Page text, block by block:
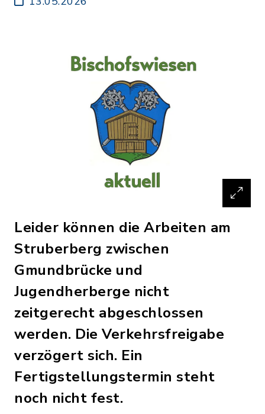
Leider können die Arbeiten am
Struberberg zwischen
Gmundbrücke und
Jugendherberge nicht
zeitgerecht abgeschlossen
werden. Die Verkehrsfreigabe
verzögert sich. Ein
Fertigstellungstermin steht
noch nicht fest.